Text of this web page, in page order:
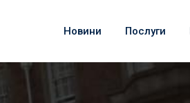
Новини Послуги